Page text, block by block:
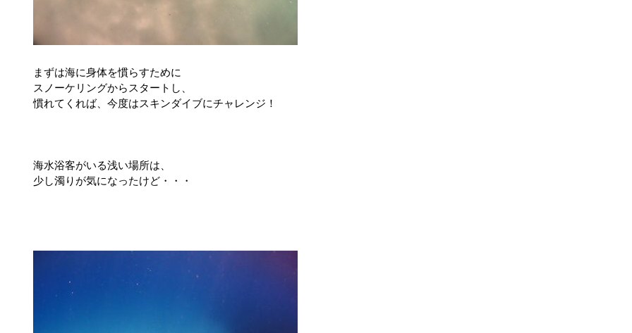
まずは海に身体を慣らすために
スノーケリングからスタートし、
慣れてくれば、今度はスキンダイブにチャレンジ！
海水浴客がいる浅い場所は、
少し濁りが気になったけど・・・